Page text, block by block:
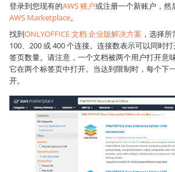
登录到您现有的AWS 账户或注册一个新账户，然
AWS Marketplace。
找到ONLYOFFICE 文档 企业版解决方案 ，选择
100、200 或 400 个连接。连接数表示可以同时
签页数量。请注意，一个文档被两个用户打开意
它在两个标签页中打开。当达到限制时，每个下
开。